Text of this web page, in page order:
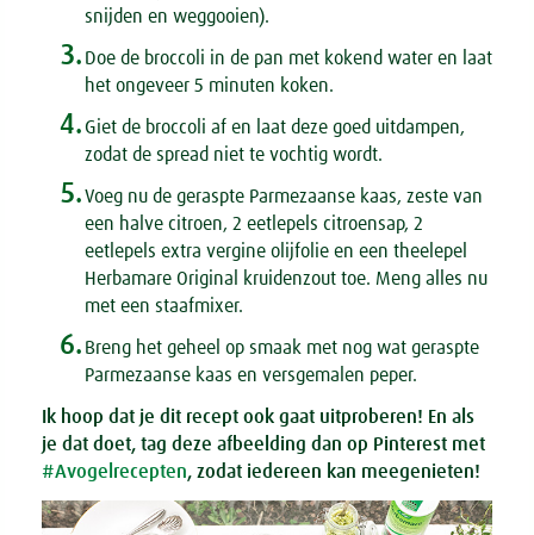
snijden en weggooien).
3. Doe de broccoli in de pan met kokend water en laat
het ongeveer 5 minuten koken.
4.Giet de broccoli af en laat deze goed uitdampen,
zodat de spread niet te vochtig wordt.
5.Voeg nu de geraspte Parmezaanse kaas, zeste van
een halve citroen, 2 eetlepels citroensap, 2
eetlepels extra vergine olijfolie en een theelepel
Herbamare Original kruidenzout toe. Meng alles nu
met een staafmixer.
6. Breng het geheel op smaak met nog wat geraspte
Parmezaanse kaas en versgemalen peper.
Ik hoop dat je dit recept ook gaat uitproberen! En als
je dat doet, tag deze afbeelding dan op Pinterest met
#Avogelrecepten, zodat iedereen kan meegenieten!